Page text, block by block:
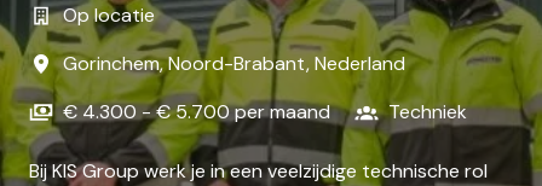
Op locatie
Gorinchem,Noord-Brabant,Nederland
€ 4.300 - € 5.700 per maand
Techniek
Bij KIS Group werk je in een veelzijdige technische rol